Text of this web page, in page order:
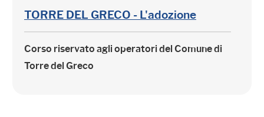
TORRE DEL GRECO - L'adozione
Corso riservato agli operatori del Comune di
Torre del Greco